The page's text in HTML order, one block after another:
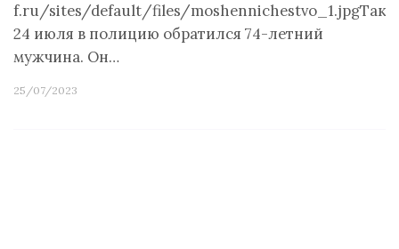
f.ru/sites/default/files/moshennichestvo_1.jpgТак,
24 июля в полицию обратился 74-летний
мужчина. Он…
25/07/2023